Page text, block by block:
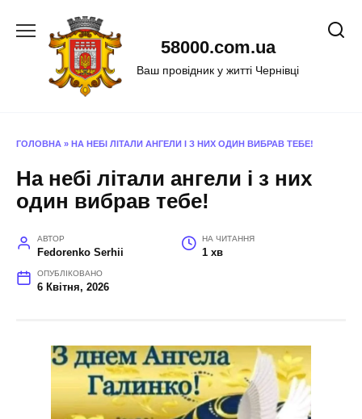
58000.com.ua
Ваш провідник у житті Чернівці
ГОЛОВНА » НА НЕБІ ЛІТАЛИ АНГЕЛИ І З НИХ ОДИН ВИБРАВ ТЕБЕ!
На небі літали ангели і з них
один вибрав тебе!
АВТОР
Fedorenko Serhii
НА ЧИТАННЯ
1 хв
ОПУБЛІКОВАНО
6 Квітня, 2026